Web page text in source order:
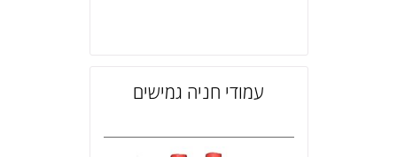
עמודי חניה גמישים